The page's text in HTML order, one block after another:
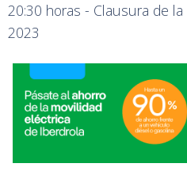
20:30 horas - Clausura de
2023